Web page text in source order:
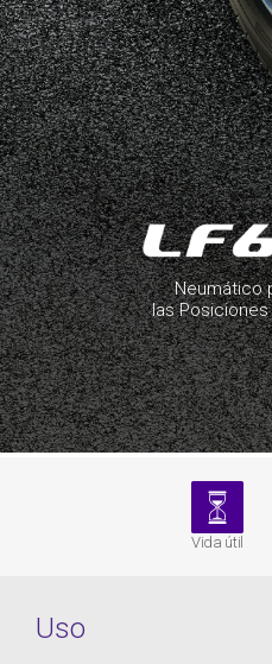
Neumático
las
Vida útil
Uso